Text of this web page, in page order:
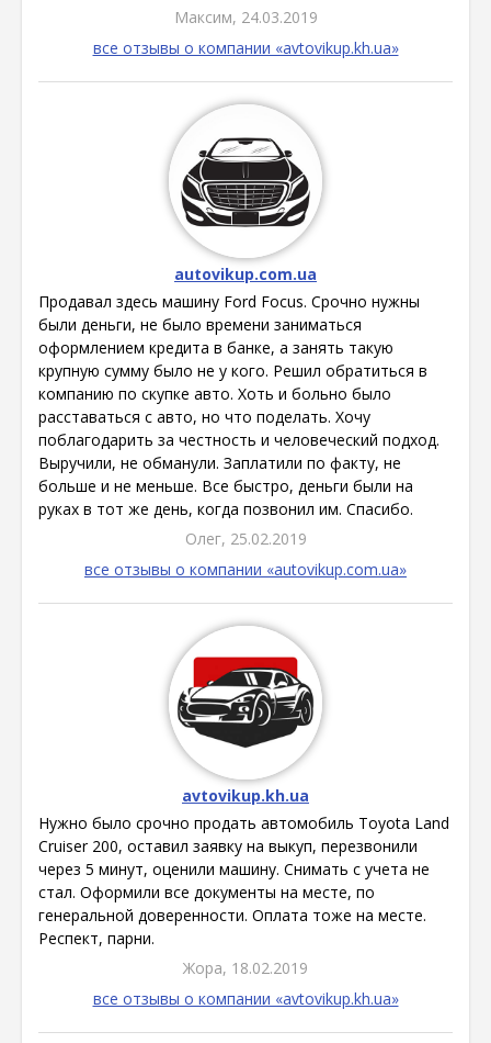
Максим, 24.03.2019
все отзывы о компании «avtovikup.kh.ua»
autovikup.com.ua
Продавал здесь машину Ford Focus. Срочно нужны
были деньги, не было времени заниматься
оформлением кредита в банке, а занять такую
крупную сумму было не у кого. Решил обратиться в
компанию по скупке авто. Хоть и больно было
расставаться с авто, но что поделать. Хочу
поблагодарить за честность и человеческий подход.
Выручили, не обманули. Заплатили по факту, не
больше и не меньше. Все быстро, деньги были на
руках в тот же день, когда позвонил им. Спасибо.
Олег, 25.02.2019
все отзывы о компании «autovikup.com.ua»
avtovikup.kh.ua
Нужно было срочно продать автомобиль Toyota Land
Cruiser 200, оставил заявку на выкуп, перезвонили
через 5 минут, оценили машину. Снимать с учета не
стал. Оформили все документы на месте, по
генеральной доверенности. Оплата тоже на месте.
Респект, парни.
Жора, 18.02.2019
все отзывы о компании «avtovikup.kh.ua»